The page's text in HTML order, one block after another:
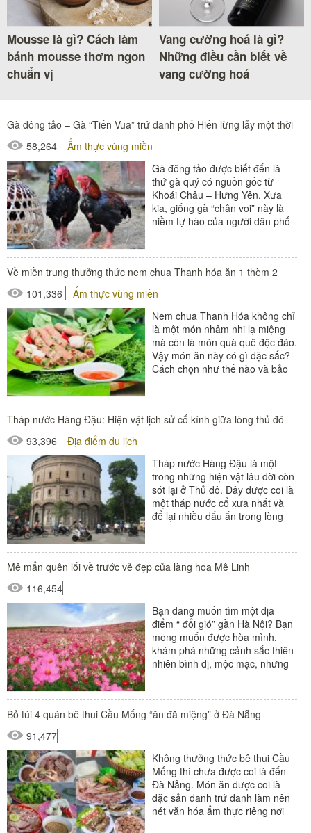
Mousse là gì? Cách làm
bánh mousse thơm ngon
chuẩn vị
Vang cường hoá là gì?
Những điều cần biết về
vang cường hoá
Gà đông tảo – Gà “Tiến Vua” trứ danh phố Hiến lừng lẫy một thời
58,264
Ẩm thực vùng miền
Gà đông tảo được biết đến là
thứ gà quý có nguồn gốc từ
Khoái Châu – Hưng Yên. Xưa
kia, giống gà “chân voi” này là
niềm tự hào của người dân phố
Về miền trung thưởng thức nem chua Thanh hóa ăn 1 thèm 2
101,336
Ẩm thực vùng miền
Nem chua Thanh Hóa không chỉ
là một món nhâm nhi lạ miệng
mà còn là món quà quê độc đáo.
Vậy món ăn này có gì đặc sắc?
Cách chọn như thế nào và bảo
Tháp nước Hàng Đậu: Hiện vật lịch sử cổ kính giữa lòng thủ đô
93,396
Địa điểm du lịch
Tháp nước Hàng Đậu là một
trong những hiện vật lâu đời còn
sót lại ở Thủ đô. Đây được coi là
một tháp nước cổ xưa nhất và
để lại nhiều dấu ấn trong lòng
Mê mẩn quên lối về trước vẻ đẹp của làng hoa Mê Linh
116,454
Bạn đang muốn tìm một địa
điểm “ đổi gió” gần Hà Nội? Bạn
mong muốn được hòa mình,
khám phá những cảnh sắc thiên
nhiên bình dị, mộc mạc, nhưng
Bỏ túi 4 quán bê thui Cầu Mống “ăn đã miệng” ở Đà Nẵng
91,477
Không thưởng thức bê thui Cầu
Mống thì chưa được coi là đến
Đà Nẵng. Món ăn được coi là
đặc sản danh trứ danh làm nên
nét văn hóa ẩm thực riêng nơi